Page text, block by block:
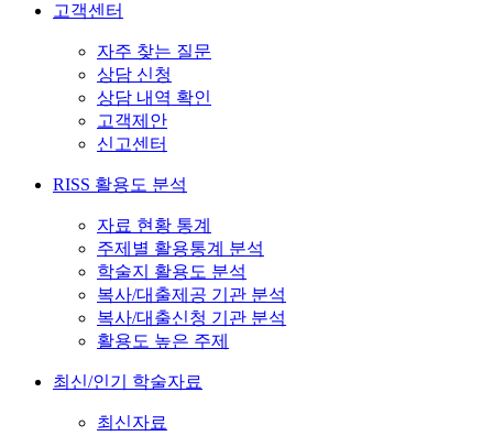
고객센터
자주 찾는 질문
상담 신청
상담 내역 확인
고객제안
신고센터
RISS 활용도 분석
자료 현황 통계
주제별 활용통계 분석
학술지 활용도 분석
복사/대출제공 기관 분석
복사/대출신청 기관 분석
활용도 높은 주제
최신/인기 학술자료
최신자료